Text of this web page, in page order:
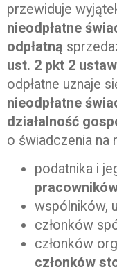
przewiduje
nieodpłatne
odpłatną
ust. 2 pkt 2
odpłatne uznaje
nieodpłatne
działalność
o świadczenia na
podatnika i
wspólników,
członków
członków
członków